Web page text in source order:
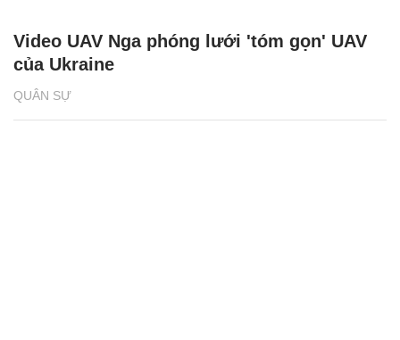
QUÂN SỰ
Video UAV Nga phóng lưới 'tóm gọn' UAV
của Ukraine